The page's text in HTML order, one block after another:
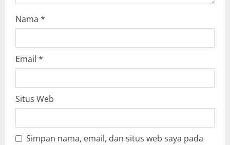
Nama *
Email *
Situs Web
Simpan nama, email, dan situs web saya pada